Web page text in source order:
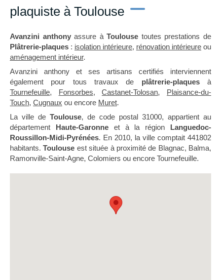
plaquiste à Toulouse
Avanzini anthonyassure àToulouse toutes prestations de
Plâtrerie-plaques : isolation intérieure, rénovation intérieure ou
aménagement intérieur.
Avanzini anthony et ses artisans certifiés interviennent
également pour tous travaux de plâtrerie-plaquesà
Tournefeuille, Fonsorbes,Castanet-Tolosan, Plaisance-du-
Touch, Cugnaux ou encore Muret.
La ville de Toulouse, de code postal 31000, appartient au
département Haute-Garonneet à la région Languedoc-
Roussillon-Midi-Pyrénées. En 2010, la ville comptait 441802
habitants.Toulouse est située à proximité de Blagnac, Balma,
Ramonville-Saint-Agne, Colomiers ou encore Tournefeuille.